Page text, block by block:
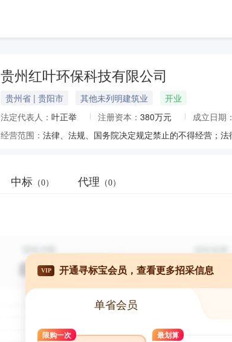
贵州红叶环保科技有限公司
贵州省 | 贵阳市 其他未列明建筑业
开业
法定代表人： 叶正举 注册资本： 380万元 成立日期：
经营范围：
中标 （0） 代理 （0）
VIP 开通寻标宝会员，查看更多招采信息
单省会员
限购一次 最划算